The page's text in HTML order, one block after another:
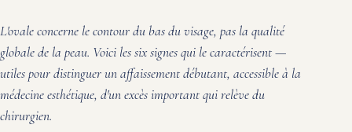
L'ovale concerne le contour du bas du visage, pas la qualité
globale de la peau. Voici les six signes qui le caractérisent —
utiles pour distinguer un affaissement débutant, accessible à la
médecine esthétique, d'un excès important qui relève du
chirurgien.